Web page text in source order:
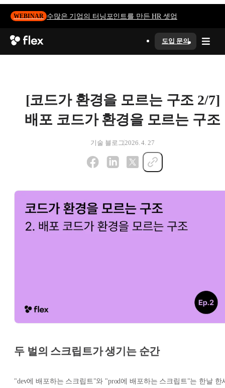
WEBINAR 수많은 기업의 터닝포인트를 만든 HR 셋업
도입 문의
[코드가 환경을 모르는 구조 2/7]
배포 코드가 환경을 모르는 구조
기술 블로그 2026. 4. 27
두 벌의 스크립트가 생기는 순간
"dev에 배포하는 스크립트"와 "prod에 배포하는 스크립트"는 한날 한